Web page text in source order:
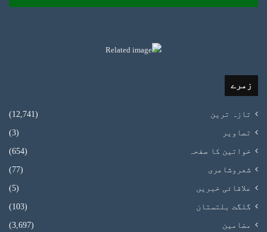
زمرے
تازہ ترین (12,741)
تصاویر (3)
خواتین کا صفحہ (654)
شعروشاعری (77)
علاقائی خبریں (5)
گلگت بلتستان (103)
مضامین (3,697)